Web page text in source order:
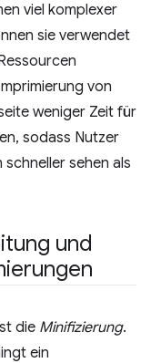
viel komplexer
sie verwendet
von
weniger Zeit für
sodass Nutzer
sehen als
und
die Minifizierung.
ein